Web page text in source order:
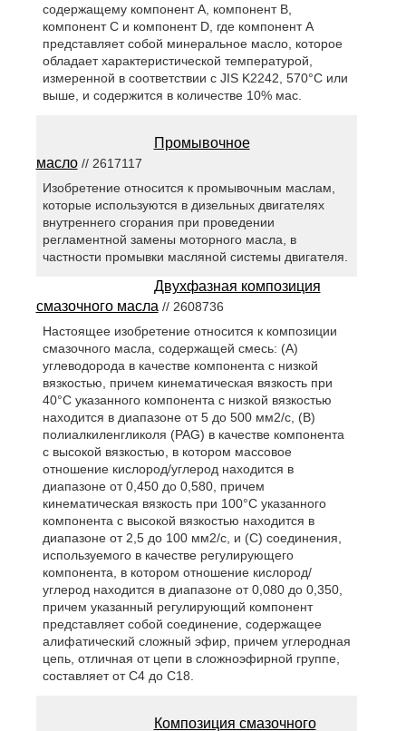
содержащему компонент А, компонент В,
компонент С и компонент D, где компонент А
представляет собой минеральное масло, которое
обладает характеристической температурой,
измеренной в соответствии с JIS K2242, 570°С или
выше, и содержится в количестве 10% мас.
Промывочное
масло// 2617117
Изобретение относится к промывочным маслам,
которые используются в дизельных двигателях
внутреннего сгорания при проведении
регламентной замены моторного масла, в
частности промывки масляной системы двигателя.
Двухфазная композиция
смазочного масла // 2608736
Настоящее изобретение относится к композиции
смазочного масла, содержащей смесь: (A)
углеводорода в качестве компонента с низкой
вязкостью, причем кинематическая вязкость при
40°C указанного компонента с низкой вязкостью
находится в диапазоне от 5 до 500 мм2/с, (B)
полиалкиленгликоля (PAG) в качестве компонента
с высокой вязкостью, в котором массовое
отношение кислород/углерод находится в
диапазоне от 0,450 до 0,580, причем
кинематическая вязкость при 100°C указанного
компонента с высокой вязкостью находится в
диапазоне от 2,5 до 100 мм2/с, и (C) соединения,
используемого в качестве регулирующего
компонента, в котором отношение кислород/
углерод находится в диапазоне от 0,080 до 0,350,
причем указанный регулирующий компонент
представляет собой соединение, содержащее
алифатический сложный эфир, причем углеродная
цепь, отличная от цепи в сложноэфирной группе,
составляет от С4 до С18.
Композиция смазочного